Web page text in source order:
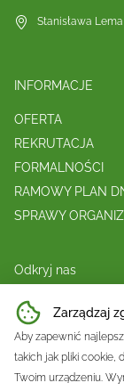
Zarządzaj
Aby zapewnić
takich jak pliki cookie,
Twoim urządzeniu.
Stanisława
INFORMACJE
OFERTA
REKRUTACJA
FORMALNOŚCI
RAMOWY PLAN
SPRAWY
Odkryj nas
O nas
INFORMACJE
Kontakt